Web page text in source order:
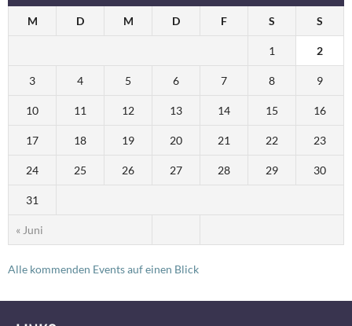
M D M D F S S
« Juni
1 2
3 4 5 6 7 8 9
10 11 12 13 14 15 16
17 18 19 20 21 22 23
24 25 26 27 28 29 30
31
Alle kommenden Events auf einen Blick